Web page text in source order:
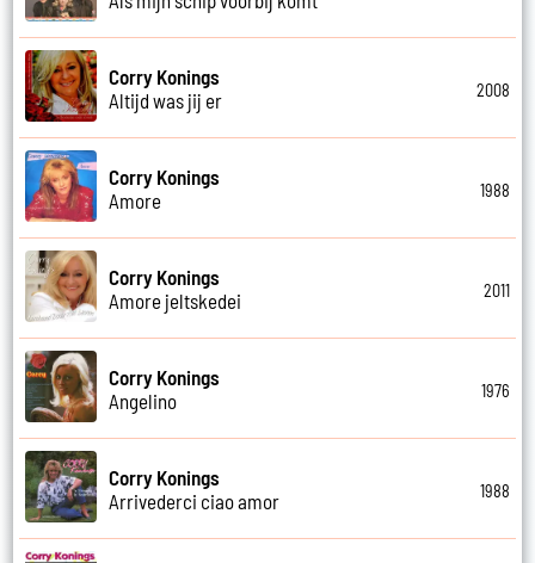
Corry Konings
Altijd was jij er
2008
Corry Konings
Amore
1988
Corry Konings
Amore jeltskedei
2011
Corry Konings
Angelino
1976
Corry Konings
Arrivederci ciao amor
1988